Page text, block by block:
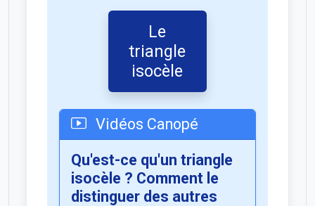
Le
triangle
isocèle
Vidéos Canopé
Qu'est-ce qu'un triangle
isocèle ? Comment le
distinguer des autres